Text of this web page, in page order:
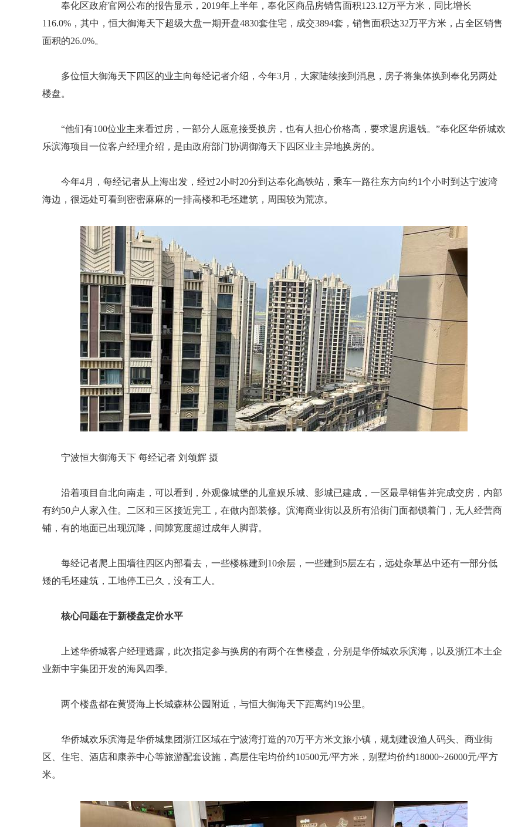
奉化区政府官网公布的报告显示，2019年上半年，奉化区商品房销售面积123.12万平方米，同比增长
116.0%，其中，恒大御海天下超级大盘一期开盘4830套住宅，成交3894套，销售面积达32万平方米，占全区销售
面积的26.0%。
多位恒大御海天下四区的业主向每经记者介绍，今年3月，大家陆续接到消息，房子将集体换到奉化另两处
楼盘。
“他们有100位业主来看过房，一部分人愿意接受换房，也有人担心价格高，要求退房退钱。”奉化区华侨城欢
乐滨海项目一位客户经理介绍，是由政府部门协调御海天下四区业主异地换房的。
今年4月，每经记者从上海出发，经过2小时20分到达奉化高铁站，乘车一路往东方向约1个小时到达宁波湾
海边，很远处可看到密密麻麻的一排高楼和毛坯建筑，周围较为荒凉。
宁波恒大御海天下 每经记者 刘颂辉 摄
沿着项目自北向南走，可以看到，外观像城堡的儿童娱乐城、影城已建成，一区最早销售并完成交房，内部
有约50户人家入住。二区和三区接近完工，在做内部装修。滨海商业街以及所有沿街门面都锁着门，无人经营商
铺，有的地面已出现沉降，间隙宽度超过成年人脚背。
每经记者爬上围墙往四区内部看去，一些楼栋建到10余层，一些建到5层左右，远处杂草丛中还有一部分低
矮的毛坯建筑，工地停工已久，没有工人。
核心问题在于新楼盘定价水平
上述华侨城客户经理透露，此次指定参与换房的有两个在售楼盘，分别是华侨城欢乐滨海，以及浙江本土企
业新中宇集团开发的海风四季。
两个楼盘都在黄贤海上长城森林公园附近，与恒大御海天下距离约19公里。
华侨城欢乐滨海是华侨城集团浙江区域在宁波湾打造的70万平方米文旅小镇，规划建设渔人码头、商业街
区、住宅、酒店和康养中心等旅游配套设施，高层住宅均价约10500元/平方米，别墅均价约18000~26000元/平方
米。